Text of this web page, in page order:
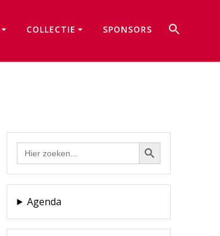
COLLECTIE SPONSORS
Zoek
naar:
Zoekknop
Agenda